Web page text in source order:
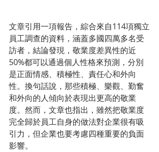
文章引用一項報告，綜合來自114項獨立
員工調查的資料，涵蓋多國四萬多名受
訪者，結論發現，敬業度差異性的近
50%都可以通過個人性格來預測，分別
是正面情感、積極性、責任心和外向
性。換句話說，那些積極、樂觀、勤奮
和外向的人傾向於表現出更高的敬業
度。然而，文章也指出，雖然把敬業度
完全歸於員工自身的做法對企業很有吸
引力，但企業也要考慮四種重要的負面
影響。